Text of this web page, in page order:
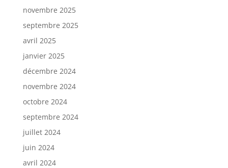
novembre 2025
septembre 2025
avril 2025
janvier 2025
décembre 2024
novembre 2024
octobre 2024
septembre 2024
juillet 2024
juin 2024
avril 2024